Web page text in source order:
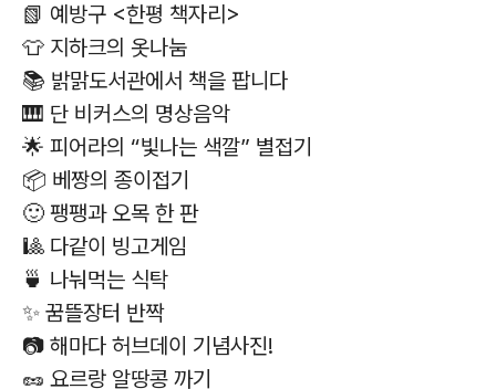
📗 예방구 <한평 책자리>
👕 지하크의 옷나눔
📚 밝맑도서관에서 책을 팝니다
🎹 단 비커스의 명상음악
🌟 피어라의 “빛나는 색깔” 별접기
📦 베짱의 종이접기
🙂 팽팽과 오목 한 판
🎱 다같이 빙고게임
🍵 나눠먹는 식탁
✨ 꿈뜰장터 반짝
📷 해마다 허브데이 기념사진!
🥜 요르랑 알땅콩 까기